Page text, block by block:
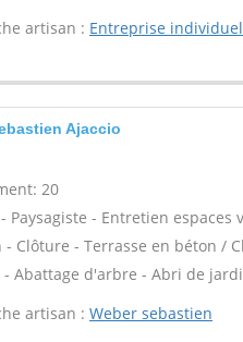
artisan : Entreprise
Ajaccio
20
Paysagiste - Entretien
Clôture - Terrasse en béton /
- Abattage d'arbre - Abri de
artisan : Weber sebastien